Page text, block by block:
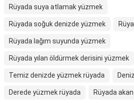
Rüyada suya atlamak yüzmek
Rüyada soğuk denizde yüzmek
Rüyada lağım suyunda yüzmek
Rüyada yılan öldürmek derisini yüzmek
Temiz denizde yüzmek rüyada
Derede yüzmek rüyada Rüyada